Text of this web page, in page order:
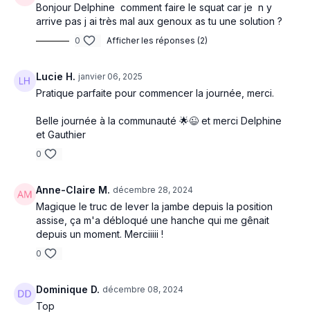
Bonjour Delphine comment faire le squat car je n y
arrive pas j ai très mal aux genoux as tu une solution ?
0 Afficher les réponses (2)
Lucie H. janvier 06, 2025
Pratique parfaite pour commencer la journée, merci.
Belle journée à la communauté 🌟😉 et merci Delphine
et Gauthier
0
Anne-Claire M. décembre 28, 2024
Magique le truc de lever la jambe depuis la position
assise, ça m'a débloqué une hanche qui me gênait
depuis un moment. Merciiiii !
0
Dominique D. décembre 08, 2024
Top